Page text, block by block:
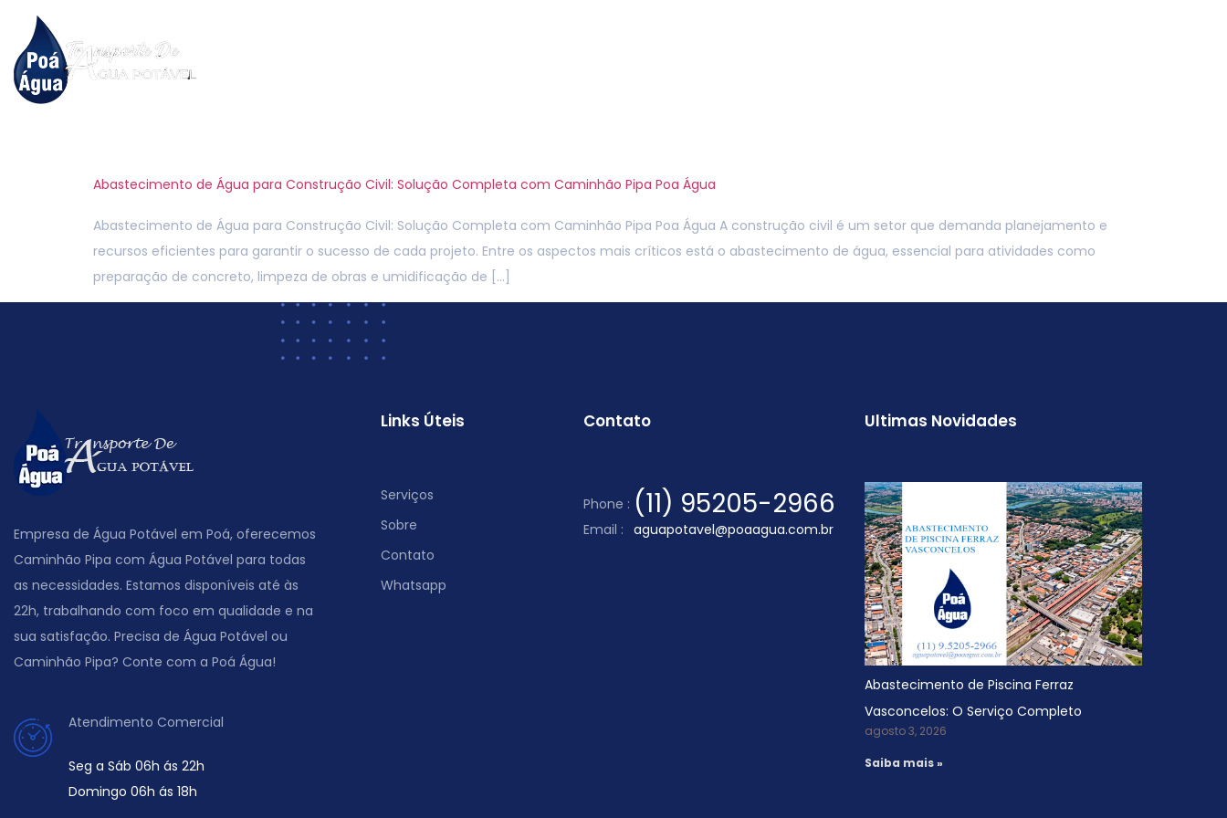
Abastecimento de Água para Construção Civil: Solução Completa com Caminhão Pipa Poa Água
Abastecimento de Água para Construção Civil: Solução Completa com Caminhão Pipa Poa Água A construção civil é um setor que demanda planejamento e
recursos eficientes para garantir o sucesso de cada projeto. Entre os aspectos mais críticos está o abastecimento de água, essencial para atividades como
preparação de concreto, limpeza de obras e umidificação de […]
Empresa de Água Potável em Poá, oferecemos
Caminhão Pipa com Água Potável para todas
as necessidades. Estamos disponíveis até às
22h, trabalhando com foco em qualidade e na
sua satisfação. Precisa de Água Potável ou
Caminhão Pipa? Conte com a Poá Água!
Atendimento Comercial
Seg a Sáb 06h ás 22h
Domingo 06h ás 18h
Links Úteis
Serviços
Sobre
Contato
Whatsapp
Contato
Phone : (11) 95205-2966
Email : aguapotavel@poaagua.com.br
Ultimas Novidades
Abastecimento de Piscina Ferraz
Vasconcelos: O Serviço Completo
agosto 3, 2026
Saiba mais »